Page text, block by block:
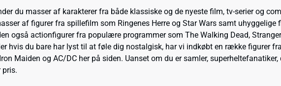
du masser af karakterer fra både klassiske og de nyeste film, tv-serier og
af figurer fra spillefilm som Ringenes Herre og Star Wars samt
også actionfigurer fra populære programmer som The Walking Dead,
hvis du bare har lyst til at føle dig nostalgisk, har vi indkøbt en række figurer
Maiden og AC/DC her på siden. Uanset om du er samler,
pris.